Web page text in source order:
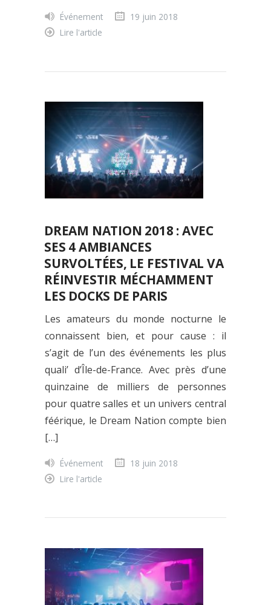
Événement
19 juin 2018
Lire l'article
DREAM NATION 2018 : AVEC
SES 4 AMBIANCES
SURVOLTÉES, LE FESTIVAL VA
RÉINVESTIR MÉCHAMMENT
LES DOCKS DE PARIS
Les amateurs du monde nocturne le
connaissent bien, et pour cause : il
s’agit de l’un des événements les plus
quali’ d’Île-de-France. Avec près d’une
quinzaine de milliers de personnes
pour quatre salles et un univers central
féérique, le Dream Nation compte bien
[…]
Événement
18 juin 2018
Lire l'article